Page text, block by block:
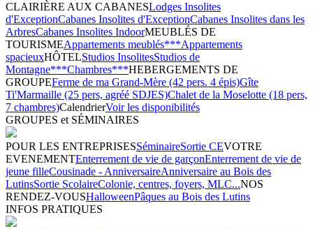
CLAIRIÈRE AUX CABANESLodges Insolites
d'ExceptionCabanes Insolites d'ExceptionCabanes Insolites dans les
ArbresCabanes Insolites IndoorMEUBLÉS DE
TOURISMEAppartements meublés***Appartements
spacieuxHÔTELStudios InsolitesStudios de
Montagne***Chambres***HEBERGEMENTS DE
GROUPEFerme de ma Grand-Mère (42 pers. 4 épis)Gîte
Ti'Marmaille (25 pers, agréé SDJES)Chalet de la Moselotte (18 pers,
7 chambres)CalendrierVoir les disponibilités
GROUPES et SÉMINAIRES
POUR LES ENTREPRISESSéminaireSortie CEVOTRE
EVENEMENTEnterrement de vie de garçonEnterrement de vie de
jeune filleCousinade - AnniversaireAnniversaire au Bois des
LutinsSortie ScolaireColonie, centres, foyers, MLC...NOS
RENDEZ-VOUSHalloweenPâques au Bois des Lutins
INFOS PRATIQUES